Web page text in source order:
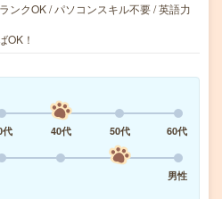
ンクOK / パソコンスキル不要 / 英語力
OK！
代 40代 50代
60代
男性